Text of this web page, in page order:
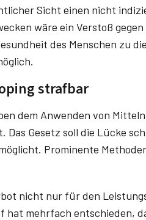
Sicht einen nicht
wäre ein Verstoß
des Menschen zu
strafbar
dem Anwenden von
Gesetz soll die Lücke
Prominente
nicht nur für den
mehrfach entschieden,